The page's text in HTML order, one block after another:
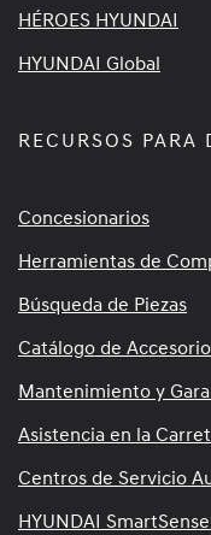
HÉROES HYUNDAI
HYUNDAI Global
RECURSOS PARA
Concesionarios
Herramientas de
Búsqueda de Piezas
Catálogo de
Mantenimiento y
Asistencia en la
Centros de Servicio
HYUNDAI